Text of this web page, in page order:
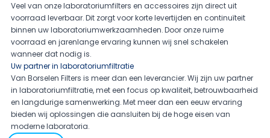
Veel van onze laboratoriumfilters en accessoires zijn direct uit
voorraad leverbaar. Dit zorgt voor korte levertijden en continuïteit
binnen uw laboratoriumwerkzaamheden. Door onze ruime
voorraad en jarenlange ervaring kunnen wij snel schakelen
wanneer dat nodig is.
Uw partner in laboratoriumfiltratie
Van Borselen Filters is meer dan een leverancier. Wij zijn uw partner
in laboratoriumfiltratie, met een focus op kwaliteit, betrouwbaarheid
en langdurige samenwerking. Met meer dan een eeuw ervaring
bieden wij oplossingen die aansluiten bij de hoge eisen van
moderne laboratoria.